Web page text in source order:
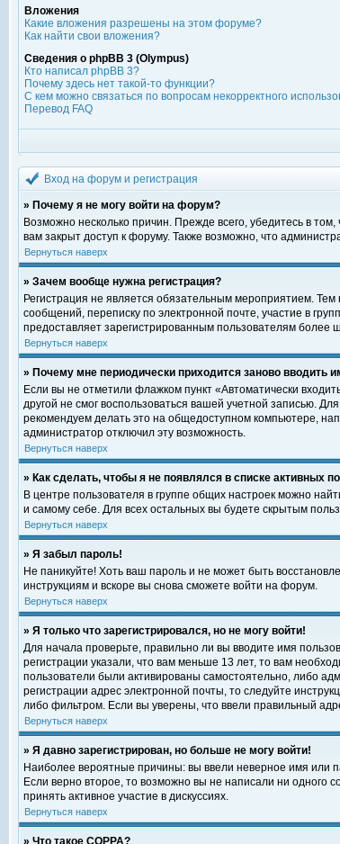
Вложения
Какие вложения разрешены на этом форуме?
Как найти свои вложения?
Сведения о phpBB 3 (Olympus)
Кто написал phpBB 3?
Почему здесь нет такой-то функции?
С кем можно связаться по вопросам некорректного
Перевод FAQ
Вход на форум и регистрация
» Почему я не могу войти на форум?
Возможно несколько причин. Прежде всего, убедитесь в
вам закрыт доступ к форуму. Также возможно, что
Вернуться наверх
» Зачем вообще нужна регистрация?
Регистрация не является обязательным мероприятием.
сообщений, переписку по электронной почте, участие в
предоставляет зарегистрированным пользователям
Вернуться наверх
» Почему мне периодически приходится заново вводить
Если вы не отметили флажком пункт «Автоматически
другой не смог воспользоваться вашей учетной записью.
рекомендуем делать это на общедоступном компьютере,
администратор отключил эту возможность.
Вернуться наверх
» Как сделать, чтобы я не появлялся в списке активных
В центре пользователя в группе общих настроек можно
и самому себе. Для всех остальных вы будете скрытым
Вернуться наверх
» Я забыл пароль!
Не паникуйте! Хоть ваш пароль и не может быть
инструкциям и вскоре вы снова сможете войти на форум.
Вернуться наверх
» Я только что зарегистрировался, но не могу войти!
Для начала проверьте, правильно ли вы вводите имя
регистрации указали, что вам меньше 13 лет, то вам
пользователи были активированы самостоятельно, либо
регистрации адрес электронной почты, то следуйте
либо фильтром. Если вы уверены, что ввели правильный
Вернуться наверх
» Я давно зарегистрирован, но больше не могу войти!
Наиболее вероятные причины: вы ввели неверное имя или
Если верно второе, то возможно вы не написали ни одного
принять активное участие в дискуссиях.
Вернуться наверх
» Что такое COPPA?